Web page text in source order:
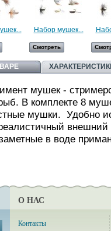
Набор мушек...
Смотреть
мушек -
В комплекте 8
мушки. Удобно
в воде
О НАС
Контакты